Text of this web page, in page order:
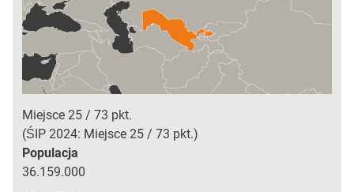
Miejsce 25 pkt.
73
ŚIP 2024: Miejsce 25 pkt.
73
Populacja
36.159.000